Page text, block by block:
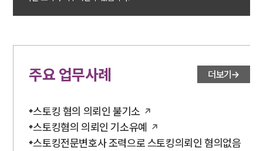
소식/자료
언론보도
법률 블로그
세미나
대륜법률상담예약
주요 업무사례 더보기
스토킹 혐의 의뢰인 불기소
스토킹혐의 의뢰인 기소유예
스토킹전문변호사 조력으로 스토킹의뢰인 혐의없음